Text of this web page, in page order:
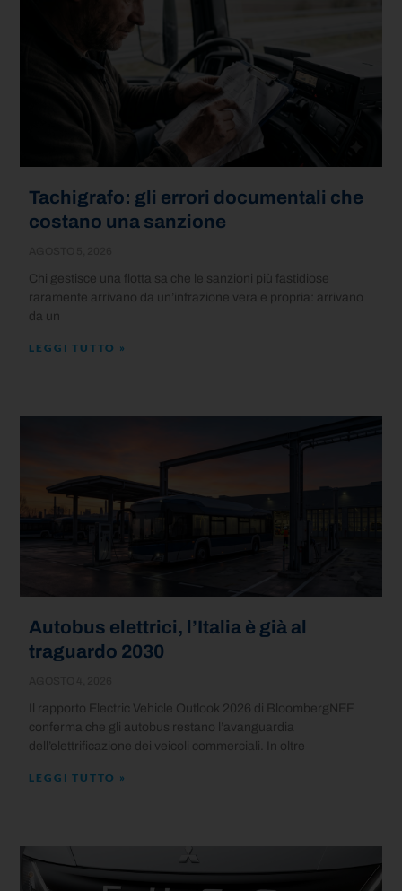
Tachigrafo: gli errori documentali che
costano una sanzione
Chi gestisce una flotta sa che le sanzioni più fastidiose
raramente arrivano da un’infrazione vera e propria: arrivano
da un
LEGGI TUTTO »
Autobus elettrici, l’Italia è già al
traguardo 2030
Il rapporto Electric Vehicle Outlook 2026 di BloombergNEF
conferma che gli autobus restano l’avanguardia
dell’elettrificazione dei veicoli commerciali. In oltre
LEGGI TUTTO »